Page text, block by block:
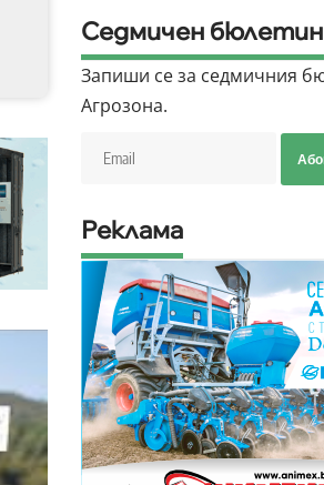
Седмичен бюлетин
Запиши се за седмичния
Агрозона.
Реклама